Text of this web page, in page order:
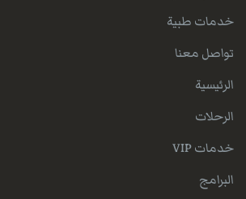
خدمات طبية
تواصل معنا
الرئيسية
الرحلات
خدمات VIP
البرامج